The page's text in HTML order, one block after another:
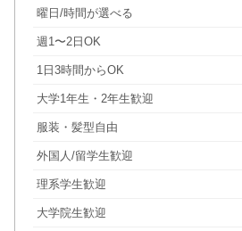
曜日/時間が選べる
週1〜2日OK
1日3時間からOK
大学1年生・2年生歓迎
服装・髪型自由
外国人/留学生歓迎
理系学生歓迎
大学院生歓迎